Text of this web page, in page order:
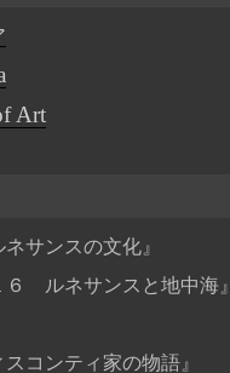
Art
サンスの文化』
ルネサンスと地中海』
コンティ家の物語』